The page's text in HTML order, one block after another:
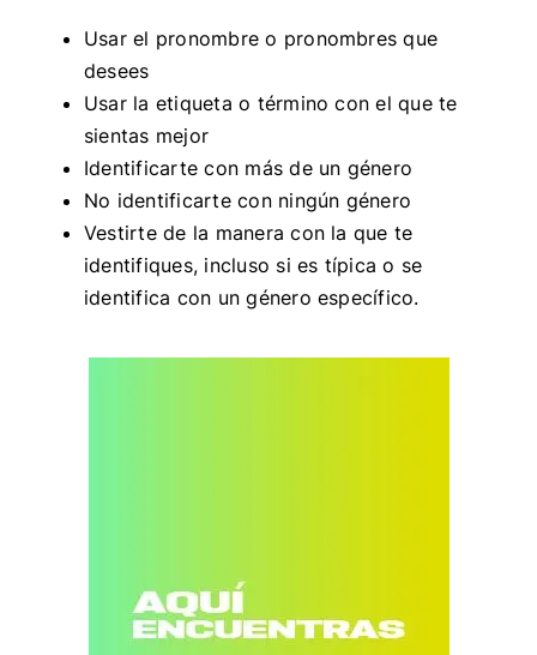
Usar el pronombre o pronombres que
desees
Usar la etiqueta o término con el que te
sientas mejor
Identificarte con más de un género
No identificarte con ningún género
Vestirte de la manera con la que te
identifiques, incluso si es típica o se
identifica con un género específico.